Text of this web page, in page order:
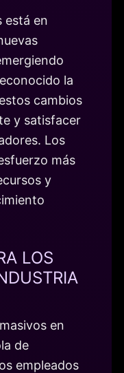
está en
la
cambios
y satisfacer
Los
más
y
LOS
en
de
empleados